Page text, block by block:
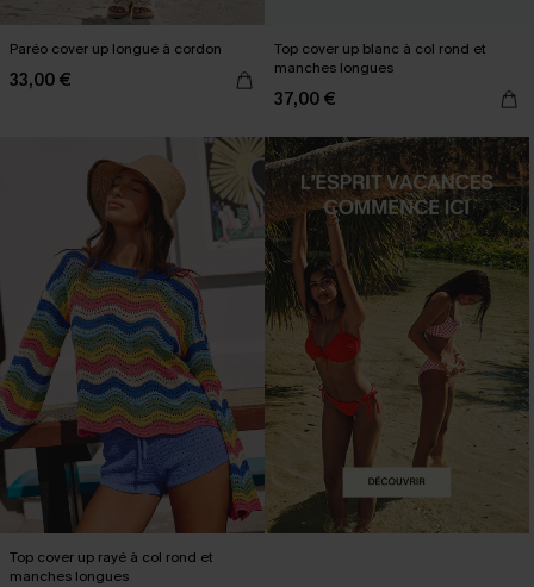
Paréo cover up longue à cordon
33,00 €
Top cover up blanc à col rond et
manches longues
37,00 €
Top cover up rayé à col rond et
manches longues